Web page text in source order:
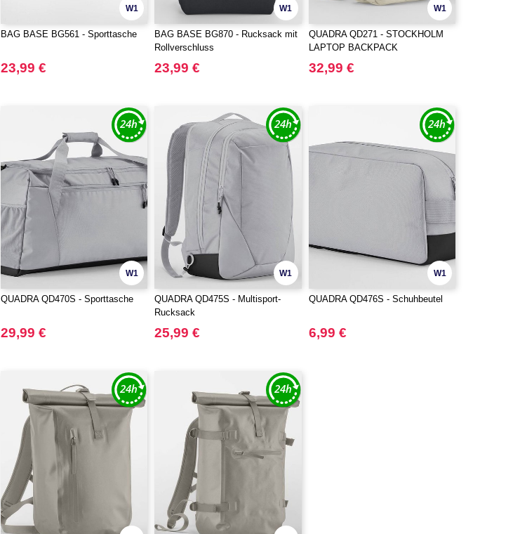
W1
BAG BASE BG561 - Sporttasche
23,99 €
W1
BAG BASE BG870 - Rucksack mit
Rollverschluss
23,99 €
W1
QUADRA QD271 - STOCKHOLM
LAPTOP BACKPACK
32,99 €
W1
QUADRA QD470S - Sporttasche
29,99 €
W1
QUADRA QD475S - Multisport-
Rucksack
25,99 €
W1
QUADRA QD476S - Schuhbeutel
6,99 €